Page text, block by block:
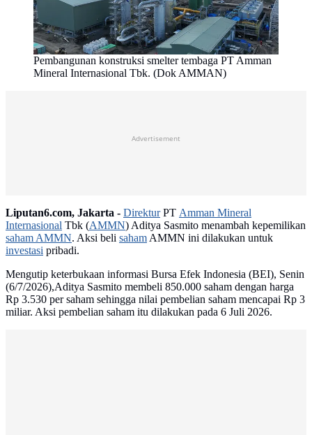
Pembangunan konstruksi smelter tembaga PT Amman
Mineral Internasional Tbk. (Dok AMMAN)
Advertisement
Liputan6.com, Jakarta - DirekturPT Amman Mineral
Internasional Tbk (AMMN) Aditya Sasmito menambah kepemilikan
saham AMMN. Aksi beli sahamAMMN ini dilakukan untuk
investasi pribadi.
Mengutip keterbukaan informasi Bursa Efek Indonesia (BEI), Senin
(6/7/2026),Aditya Sasmito membeli 850.000 saham dengan harga
Rp 3.530 per saham sehingga nilai pembelian saham mencapai Rp 3
miliar. Aksi pembelian saham itu dilakukan pada 6 Juli 2026.